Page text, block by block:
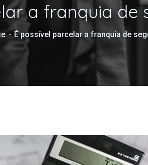
a franquia de
É possível parcelar a franquia de